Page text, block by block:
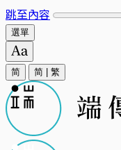
跳至內容
選單
简 简 繁